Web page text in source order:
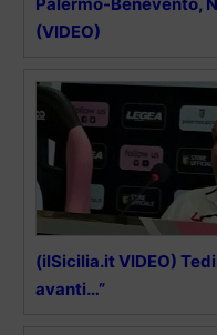
(VIDEO)
(ilSicilia.it VIDEO)
avanti…”